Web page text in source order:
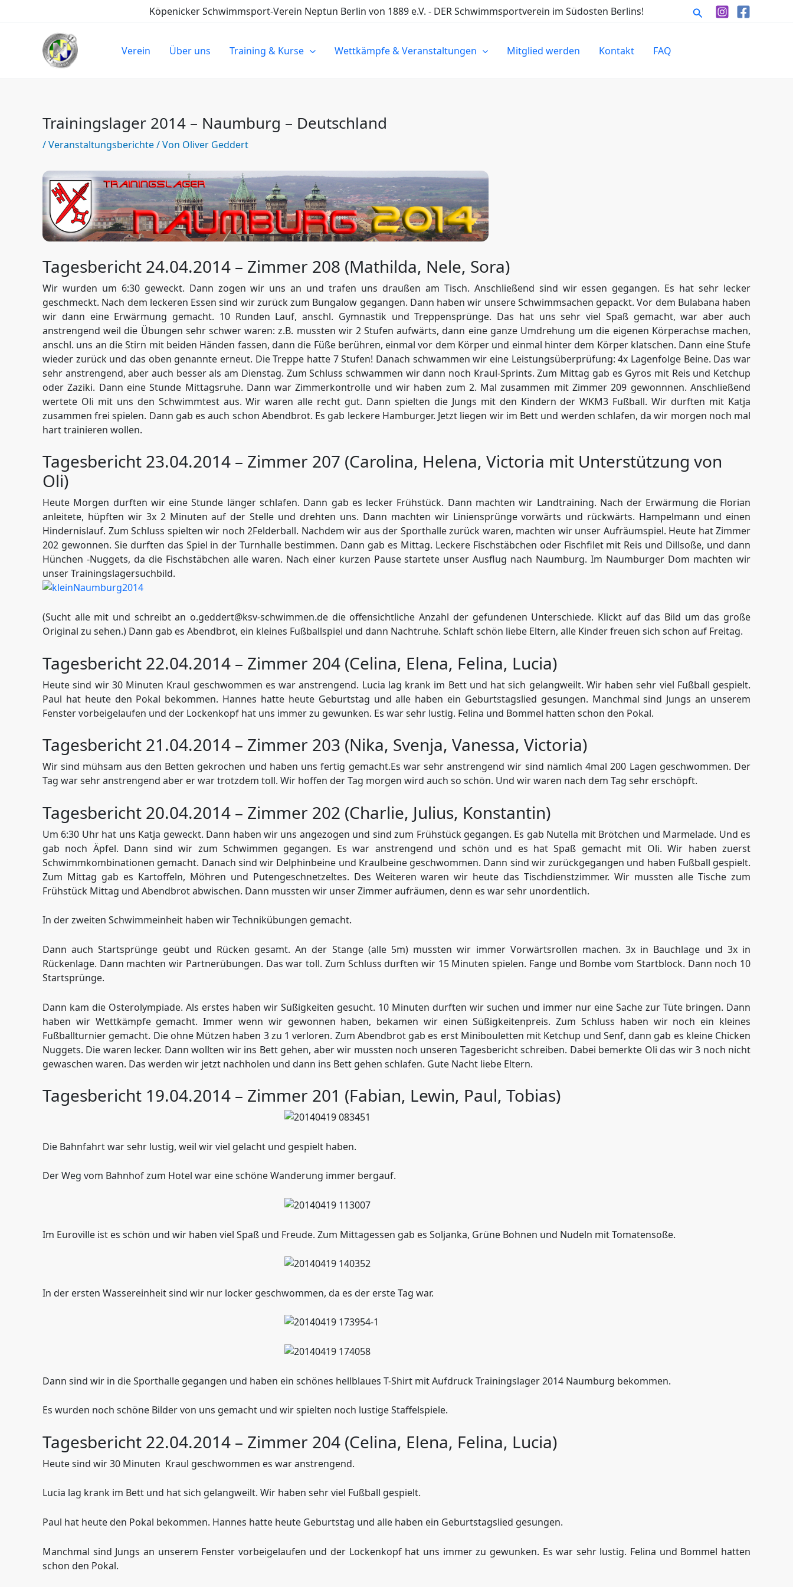
Köpenicker Schwimmsport-Verein Neptun Berlin von 1889 e.V. - DER Schwimmsportverein im Südosten Berlins! Suchen
Verein Über uns Training & Kurse Wettkämpfe & Veranstaltungen Mitglied werden Kontakt FAQ
Trainingslager 2014 – Naumburg – Deutschland
/Veranstaltungsberichte/ Von Oliver Geddert
Tagesbericht 24.04.2014 – Zimmer 208 (Mathilda, Nele, Sora)
Wir wurden um 6:30 geweckt. Dann zogen wir uns an und trafen uns draußen am Tisch. Anschließend sind wir essen gegangen. Es hat sehr lecker
geschmeckt. Nach dem leckeren Essen sind wir zurück zum Bungalow gegangen. Dann haben wir unsere Schwimmsachen gepackt. Vor dem Bulabana haben
wir dann eine Erwärmung gemacht. 10 Runden Lauf, anschl. Gymnastik und Treppensprünge. Das hat uns sehr viel Spaß gemacht, war aber auch
anstrengend weil die Übungen sehr schwer waren: z.B. mussten wir 2 Stufen aufwärts, dann eine ganze Umdrehung um die eigenen Körperachse machen,
anschl. uns an die Stirn mit beiden Händen fassen, dann die Füße berühren, einmal vor dem Körper und einmal hinter dem Körper klatschen. Dann eine Stufe
wieder zurück und das oben genannte erneut. Die Treppe hatte 7 Stufen! Danach schwammen wir eine Leistungsüberprüfung: 4x Lagenfolge Beine. Das war
sehr anstrengend, aber auch besser als am Dienstag. Zum Schluss schwammen wir dann noch Kraul-Sprints. Zum Mittag gab es Gyros mit Reis und Ketchup
oder Zaziki. Dann eine Stunde Mittagsruhe. Dann war Zimmerkontrolle und wir haben zum 2. Mal zusammen mit Zimmer 209 gewonnnen. Anschließend
wertete Oli mit uns den Schwimmtest aus. Wir waren alle recht gut. Dann spielten die Jungs mit den Kindern der WKM3 Fußball. Wir durften mit Katja
zusammen frei spielen. Dann gab es auch schon Abendbrot. Es gab leckere Hamburger. Jetzt liegen wir im Bett und werden schlafen, da wir morgen noch mal
hart trainieren wollen.
Tagesbericht 23.04.2014 – Zimmer 207 (Carolina, Helena, Victoria mit Unterstützung von
Oli)
Heute Morgen durften wir eine Stunde länger schlafen. Dann gab es lecker Frühstück. Dann machten wir Landtraining. Nach der Erwärmung die Florian
anleitete, hüpften wir 3x 2 Minuten auf der Stelle und drehten uns. Dann machten wir Liniensprünge vorwärts und rückwärts. Hampelmann und einen
Hindernislauf. Zum Schluss spielten wir noch 2Felderball. Nachdem wir aus der Sporthalle zurück waren, machten wir unser Aufräumspiel. Heute hat Zimmer
202 gewonnen. Sie durften das Spiel in der Turnhalle bestimmen. Dann gab es Mittag. Leckere Fischstäbchen oder Fischfilet mit Reis und Dillsoße, und dann
Hünchen -Nuggets, da die Fischstäbchen alle waren. Nach einer kurzen Pause startete unser Ausflug nach Naumburg. Im Naumburger Dom machten wir
unser Trainingslagersuchbild.
(Sucht alle mit und schreibt an o.geddert@ksv-schwimmen.de die offensichtliche Anzahl der gefundenen Unterschiede. Klickt auf das Bild um das große
Original zu sehen.) Dann gab es Abendbrot, ein kleines Fußballspiel und dann Nachtruhe. Schlaft schön liebe Eltern, alle Kinder freuen sich schon auf Freitag.
Tagesbericht 22.04.2014 – Zimmer 204 (Celina, Elena, Felina, Lucia)
Heute sind wir 30 Minuten Kraul geschwommen es war anstrengend. Lucia lag krank im Bett und hat sich gelangweilt. Wir haben sehr viel Fußball gespielt.
Paul hat heute den Pokal bekommen. Hannes hatte heute Geburtstag und alle haben ein Geburtstagslied gesungen. Manchmal sind Jungs an unserem
Fenster vorbeigelaufen und der Lockenkopf hat uns immer zu gewunken. Es war sehr lustig. Felina und Bommel hatten schon den Pokal.
Tagesbericht 21.04.2014 – Zimmer 203 (Nika, Svenja, Vanessa, Victoria)
Wir sind mühsam aus den Betten gekrochen und haben uns fertig gemacht.Es war sehr anstrengend wir sind nämlich 4mal 200 Lagen geschwommen. Der
Tag war sehr anstrengend aber er war trotzdem toll. Wir hoffen der Tag morgen wird auch so schön. Und wir waren nach dem Tag sehr erschöpft.
Tagesbericht 20.04.2014 – Zimmer 202 (Charlie, Julius, Konstantin)
Um 6:30 Uhr hat uns Katja geweckt. Dann haben wir uns angezogen und sind zum Frühstück gegangen. Es gab Nutella mit Brötchen und Marmelade. Und es
gab noch Äpfel. Dann sind wir zum Schwimmen gegangen. Es war anstrengend und schön und es hat Spaß gemacht mit Oli. Wir haben zuerst
Schwimmkombinationen gemacht. Danach sind wir Delphinbeine und Kraulbeine geschwommen. Dann sind wir zurückgegangen und haben Fußball gespielt.
Zum Mittag gab es Kartoffeln, Möhren und Putengeschnetzeltes. Des Weiteren waren wir heute das Tischdienstzimmer. Wir mussten alle Tische zum
Frühstück Mittag und Abendbrot abwischen. Dann mussten wir unser Zimmer aufräumen, denn es war sehr unordentlich.
In der zweiten Schwimmeinheit haben wir Technikübungen gemacht.
Dann auch Startsprünge geübt und Rücken gesamt. An der Stange (alle 5m) mussten wir immer Vorwärtsrollen machen. 3x in Bauchlage und 3x in
Rückenlage. Dann machten wir Partnerübungen. Das war toll. Zum Schluss durften wir 15 Minuten spielen. Fange und Bombe vom Startblock. Dann noch 10
Startsprünge.
Dann kam die Osterolympiade. Als erstes haben wir Süßigkeiten gesucht. 10 Minuten durften wir suchen und immer nur eine Sache zur Tüte bringen. Dann
haben wir Wettkämpfe gemacht. Immer wenn wir gewonnen haben, bekamen wir einen Süßigkeitenpreis. Zum Schluss haben wir noch ein kleines
Fußballturnier gemacht. Die ohne Mützen haben 3 zu 1 verloren. Zum Abendbrot gab es erst Minibouletten mit Ketchup und Senf, dann gab es kleine Chicken
Nuggets. Die waren lecker. Dann wollten wir ins Bett gehen, aber wir mussten noch unseren Tagesbericht schreiben. Dabei bemerkte Oli das wir 3 noch nicht
gewaschen waren. Das werden wir jetzt nachholen und dann ins Bett gehen schlafen. Gute Nacht liebe Eltern.
Tagesbericht 19.04.2014 – Zimmer 201 (Fabian, Lewin, Paul, Tobias)
Die Bahnfahrt war sehr lustig, weil wir viel gelacht und gespielt haben.
Der Weg vom Bahnhof zum Hotel war eine schöne Wanderung immer bergauf.
Im Euroville ist es schön und wir haben viel Spaß und Freude. Zum Mittagessen gab es Soljanka, Grüne Bohnen und Nudeln mit Tomatensoße.
In der ersten Wassereinheit sind wir nur locker geschwommen, da es der erste Tag war.
Dann sind wir in die Sporthalle gegangen und haben ein schönes hellblaues T-Shirt mit Aufdruck Trainingslager 2014 Naumburg bekommen.
Es wurden noch schöne Bilder von uns gemacht und wir spielten noch lustige Staffelspiele.
Tagesbericht 22.04.2014 – Zimmer 204 (Celina, Elena, Felina, Lucia)
Heute sind wir 30 Minuten Kraul geschwommen es war anstrengend.
Lucia lag krank im Bett und hat sich gelangweilt. Wir haben sehr viel Fußball gespielt.
Paul hat heute den Pokal bekommen. Hannes hatte heute Geburtstag und alle haben ein Geburtstagslied gesungen.
Manchmal sind Jungs an unserem Fenster vorbeigelaufen und der Lockenkopf hat uns immer zu gewunken. Es war sehr lustig. Felina und Bommel hatten
schon den Pokal.